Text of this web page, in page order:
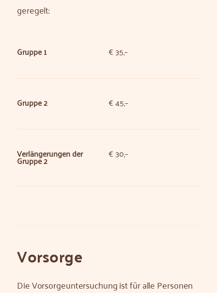
geregelt:
Gruppe 1 € 35,–
Gruppe 2 € 45,–
Verlängerungen der
Gruppe 2
€ 30,–
Vorsorge
Die Vorsorgeuntersuchung ist für alle Personen